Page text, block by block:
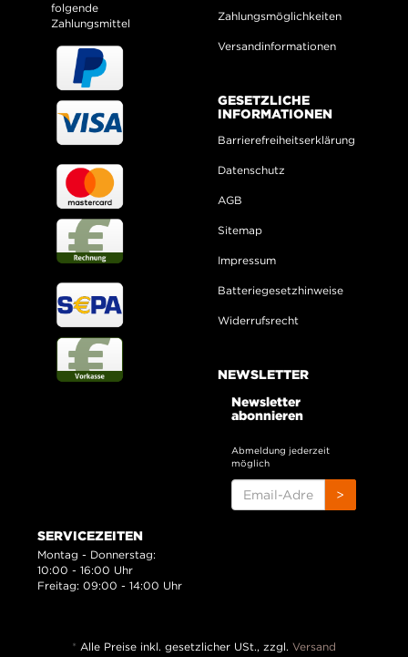
folgende
Zahlungsmittel
Zahlungsmöglichkeiten
Versandinformationen
GESETZLICHE
INFORMATIONEN
Barrierefreiheitserklärung
Datenschutz
AGB
Sitemap
Impressum
Batteriegesetzhinweise
Widerrufsrecht
NEWSLETTER
Newsletter
abonnieren
Abmeldung jederzeit
möglich
EMAIL-
ADRESSE
>
SERVICEZEITEN
Montag - Donnerstag:
10:00 - 16:00 Uhr
Freitag: 09:00 - 14:00 Uhr
* Alle Preise inkl. gesetzlicher USt., zzgl. Versand